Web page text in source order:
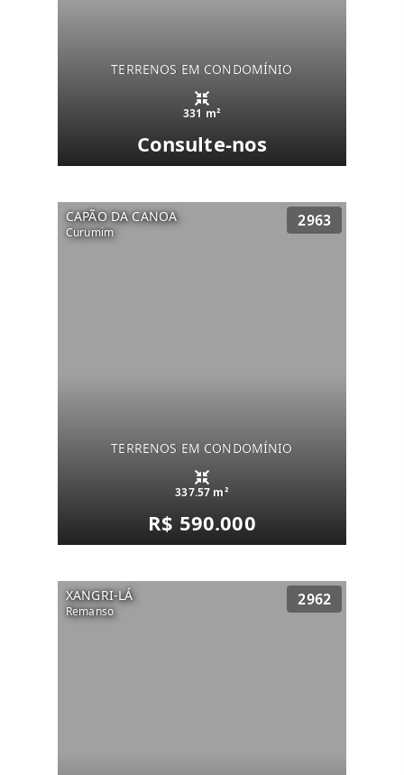
TERRENOS EM CONDOMÍNIO
331 m²
Consulte-nos
CAPÃO DA CANOA
Curumim
2963
TERRENOS EM CONDOMÍNIO
337.57 m²
R$ 590.000
XANGRI-LÁ
Remanso
2962